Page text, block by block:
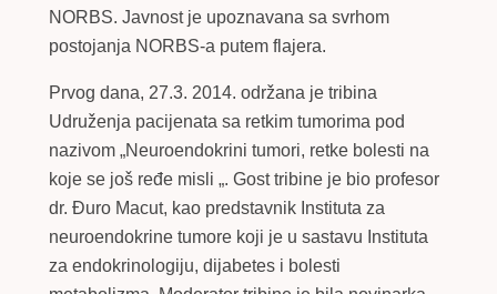
NORBS. Javnost je upoznavana sa svrhom
postojanja NORBS-a putem flajera.
Prvog dana, 27.3. 2014. održana je tribina
Udruženja pacijenata sa retkim tumorima pod
nazivom „Neuroendokrini tumori, retke bolesti na
koje se još ređe misli „. Gost tribine je bio profesor
dr. Đuro Macut, kao predstavnik Instituta za
neuroendokrine tumore koji je u sastavu Instituta
za endokrinologiju, dijabetes i bolesti